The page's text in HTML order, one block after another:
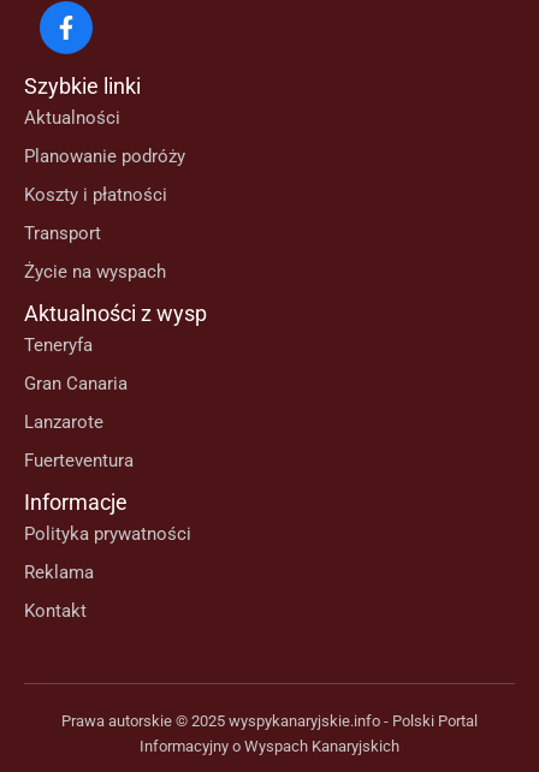
Szybkie linki
Aktualności
Planowanie podróży
Koszty i płatności
Transport
Życie na wyspach
Aktualności z wysp
Teneryfa
Gran Canaria
Lanzarote
Fuerteventura
Informacje
Polityka prywatności
Reklama
Kontakt
Prawa autorskie © 2025 wyspykanaryjskie.info - Polski Portal
Informacyjny o Wyspach Kanaryjskich